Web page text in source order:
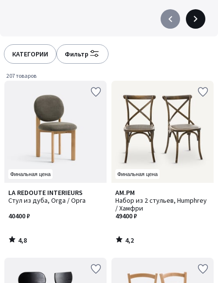
PrécédentSuivant
КАТЕГОРИИ Фильтр
207 товаров
Финальная цена
LA REDOUTE INTERIEURS
Стул из дуба, Orga / Орга
40400 ₽
4,8
/ 5
4,8
/
Финальная цена
AM.PM
Набор из 2 стульев, Humphrey
/ Хамфри
49400 ₽
4,2
/ 5
4,2
/